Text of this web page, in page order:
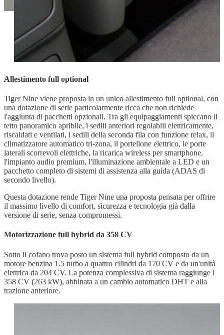
Allestimento full optional
Tiger Nine viene proposta in un unico allestimento full optional, con
una dotazione di serie particolarmente ricca che non richiede
l'aggiunta di pacchetti opzionali. Tra gli equipaggiamenti spiccano il
tetto panoramico apribile, i sedili anteriori regolabili elettricamente,
riscaldati e ventilati, i sedili della seconda fila con funzione relax, il
climatizzatore automatico tri-zona, il portellone elettrico, le porte
laterali scorrevoli elettriche, la ricarica wireless per smartphone,
l'impianto audio premium, l'illuminazione ambientale a LED e un
pacchetto completo di sistemi di assistenza alla guida (ADAS di
secondo livello).
Questa dotazione rende Tiger Nine una proposta pensata per offrire
il massimo livello di comfort, sicurezza e tecnologia già dalla
versione di serie, senza compromessi.
Motorizzazione full hybrid da 358 CV
Sotto il cofano trova posto un sistema full hybrid composto da un
motore benzina 1.5 turbo a quattro cilindri da 170 CV e da un'unità
elettrica da 204 CV. La potenza complessiva di sistema raggiunge i
358 CV (263 kW), abbinata a un cambio automatico DHT e alla
trazione anteriore.